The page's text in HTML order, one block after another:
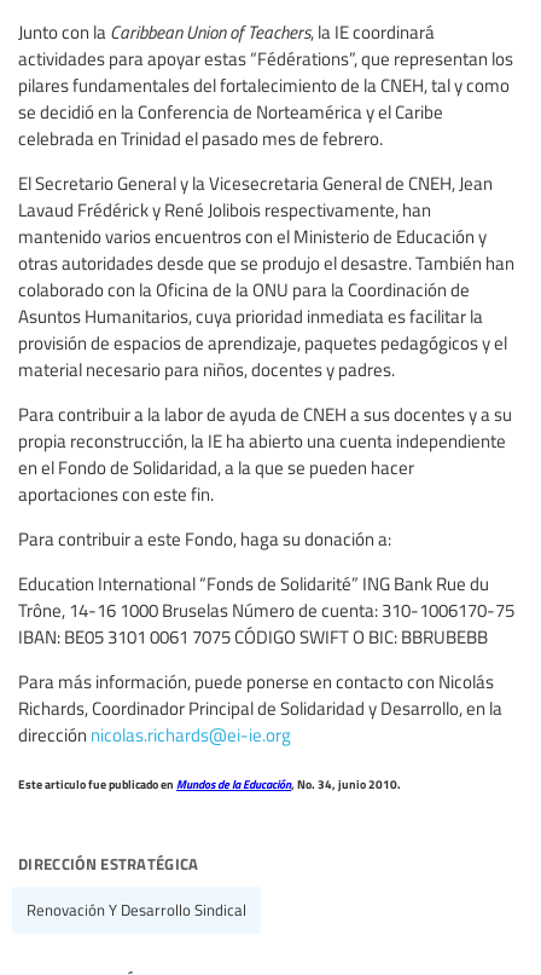
Junto con la Caribbean Union of Teachers, la IE coordinará
actividades para apoyar estas “Fédérations”, que representan los
pilares fundamentales del fortalecimiento de la CNEH, tal y como
se decidió en la Conferencia de Norteamérica y el Caribe
celebrada en Trinidad el pasado mes de febrero.
El Secretario General y la Vicesecretaria General de CNEH, Jean
Lavaud Frédérick y René Jolibois respectivamente, han
mantenido varios encuentros con el Ministerio de Educación y
otras autoridades desde que se produjo el desastre. También han
colaborado con la Oficina de la ONU para la Coordinación de
Asuntos Humanitarios, cuya prioridad inmediata es facilitar la
provisión de espacios de aprendizaje, paquetes pedagógicos y el
material necesario para niños, docentes y padres.
Para contribuir a la labor de ayuda de CNEH a sus docentes y a su
propia reconstrucción, la IE ha abierto una cuenta independiente
en el Fondo de Solidaridad, a la que se pueden hacer
aportaciones con este fin.
Para contribuir a este Fondo, haga su donación a:
Education International “Fonds de Solidarité” ING Bank Rue du
Trône, 14-16 1000 Bruselas Número de cuenta: 310-1006170-75
IBAN: BE05 3101 0061 7075 CÓDIGO SWIFT O BIC: BBRUBEBB
Para más información, puede ponerse en contacto con Nicolás
Richards, Coordinador Principal de Solidaridad y Desarrollo, en la
dirección nicolas.richards@ei-ie.org
Este articulo fue publicado en Mundos de la Educación, No. 34, junio 2010.
dirección estratégica
Renovación Y Desarrollo Sindical